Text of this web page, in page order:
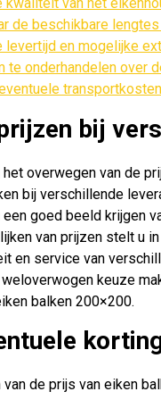
de beschikbare
levertijd en mogelijke
te onderhandelen over
bij
overwegen van de
bij verschillende
een goed beeld krijgen
van prijzen stelt u
en service van
keuze
balken 200×200.
van de prijs van eiken